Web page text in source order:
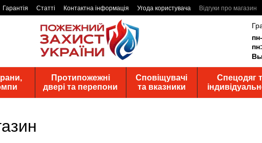
Гарантія Статті Контактна інформація Угода користувача
Відгуки про магазин
Протипожежні
двері та перепони
Сповіщувачі
та вказники
Спецодяг